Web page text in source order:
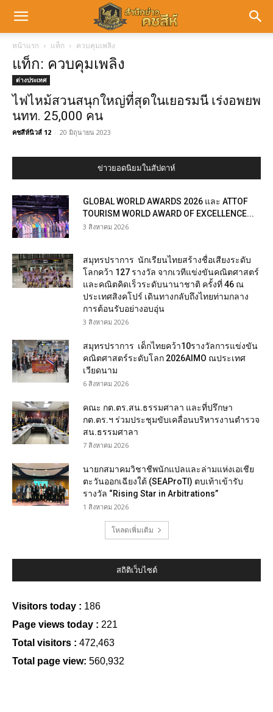
หน้าแรก แท็ก ควบคุมเพลิง
แท็ก: ควบคุมเพลิง
ต่างประเทศ
ไฟไหม้สวนสนุกใหญ่ที่สุดในเยอรมนี เร่งอพยพ
นทท. 25,000 คน
คชสีห์นิวส์ 12 - 20 มิถุนายน 2023
ข่าวยอดนิยมในสัปดาห์
GLOBAL WORLD AWARDS 2026 และ ATTOF
TOURISM WORLD AWARD OF EXCELLENCE...
3 สิงหาคม 2026
สมุทรปราการ นักเรียนไทยสร้างชื่อเสียงระดับ
โลกคว้า 127 รางวัล จากเวทีแข่งขันคณิตศาสตร์
และคณิตคิดเร็วระดับนานาชาติ ครั้งที่ 46 ณ
ประเทศสิงคโปร์ เดินทางกลับถึงไทยท่ามกลาง
การต้อนรับอย่างอบอุ่น
3 สิงหาคม 2026
สมุทรปราการ เด็กไทยคว้า10รางวัลการแข่งขัน
คณิตศาสตร์ระดับโลก 2026AIMO ณประเทศ
เวียดนาม
6 สิงหาคม 2026
คณะ กต.ตร.สน.ธรรมศาลา และที่ปรึกษา
กต.ตร.ฯ ร่วมประชุมขับเคลื่อนบริหารงานตำรวจ
สน.ธรรมศาลา
7 สิงหาคม 2026
นายกสมาคมวิชาชีพนักแปลและล่ามแห่งเอเชีย
ตะวันออกเฉียงใต้ (SEAProTI) ตบเท้าเข้ารับ
รางวัล “Rising Star in Arbitrations”
1 สิงหาคม 2026
โหลดเพิ่มเติม
สถิติเว็บไซต์
Visitors today : 186
Page views today : 221
Total visitors : 472,463
Total page view: 560,932